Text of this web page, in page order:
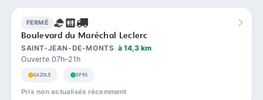
FERMÉ
Boulevard du Maréchal Leclerc
SAINT-JEAN-DE-MONTS à 14,3 km
Ouverte 07h–21h
GAZOLE SP95
Prix non actualisés récemment